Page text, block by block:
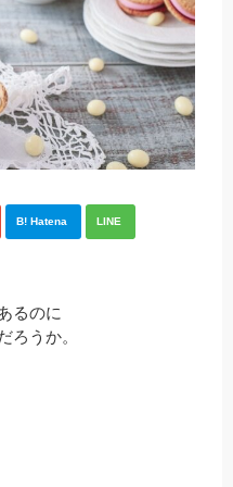
B! Hatena LINE
るのに
ろうか。